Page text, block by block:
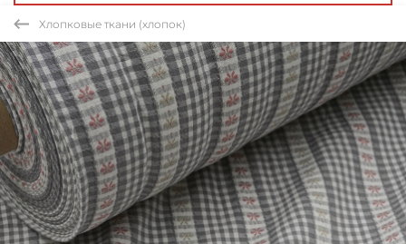
Хлопковые ткани (хлопок)